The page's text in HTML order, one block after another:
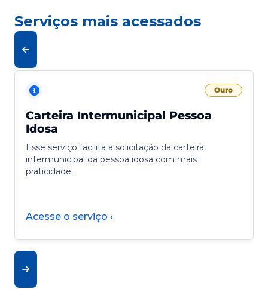
Serviços mais acessados
Ouro
Carteira Intermunicipal Pessoa
Idosa
Esse serviço facilita a solicitação da carteira
intermunicipal da pessoa idosa com mais
praticidade.
Acesse o serviço ›